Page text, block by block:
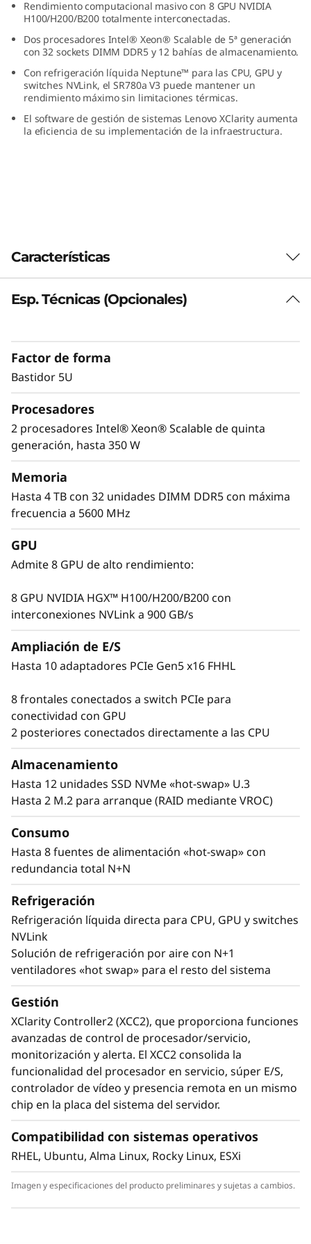
y
H
P
Rendimiento computacional masivo con 8 GPU NVIDIA
H100/H200/B200 totalmente interconectadas.
Dos procesadores Intel® Xeon® Scalable de 5ª generación
con 32 sockets DIMM DDR5 y 12 bahías de almacenamiento.
Con refrigeración líquida Neptune™ para las CPU, GPU y
switches NVLink, el SR780a V3 puede mantener un
rendimiento máximo sin limitaciones térmicas.
El software de gestión de sistemas Lenovo XClarity aumenta
la eficiencia de su implementación de la infraestructura.
Características
Ampliar los límites de la computación
de 5.ª generación, el ThinkSystem SR780a V3
ofrece el rendimiento que se precisa para
exigencia de computación. Admite gran
cantidad de memoria DDR5, unidades NVMe y
ranuras PCIe Gen5 para acelerar los
A la hora de desarrollar su propia plataforma
de IA o de ofrecer recursos de IA mediante la
precedentes en una unidad 5U densa y
compacta. Desarrollo de modelos,
entrenamiento, desarrollo de IA generativa y
grandes simulaciones de HPC son algunas de
las tareas que pueden beneficiarse del mayor
rendimiento sostenido del ThinkSystem
refrigeración líquida
Los centros de datos han de sobresalir en
restricciones en consumo. La innovación de
Lenovo es evidente en el ThinkSystem SR780a
V3, que prioriza la eficiencia energética. El uso
de refrigeración líquida Neptune™ en vez de la
refrigeración por aire tradicional le permite
aumentar el rendimiento y mantenerse dentro
de los umbrales de consumo.
La refrigeración líquida Neptune™ aumenta la
eficiencia al eliminar hasta el 95% del calor y
ThinkSystem SR780a V3.
Esp. Técnicas (Opcionales)
Factor de forma
Bastidor 5U
Procesadores
2 procesadores Intel® Xeon® Scalable de quinta
generación, hasta 350 W
Memoria
Hasta 4 TB con 32 unidades DIMM DDR5 con máxima
frecuencia a 5600 MHz
GPU
Admite 8 GPU de alto rendimiento:
8 GPU NVIDIA HGX™ H100/H200/B200 con
interconexiones NVLink a 900 GB/s
Ampliación de E/S
Hasta 10 adaptadores PCIe Gen5 x16 FHHL
8 frontales conectados a switch PCIe para
conectividad con GPU
2 posteriores conectados directamente a las CPU
Almacenamiento
Hasta 12 unidades SSD NVMe «hot-swap» U.3
Hasta 2 M.2 para arranque (RAID mediante VROC)
Consumo
Hasta 8 fuentes de alimentación «hot-swap» con
redundancia total N+N
Refrigeración
Refrigeración líquida directa para CPU, GPU y switches
NVLink
Solución de refrigeración por aire con N+1
ventiladores «hot swap» para el resto del sistema
Gestión
XClarity Controller2 (XCC2), que proporciona funciones
avanzadas de control de procesador/servicio,
monitorización y alerta. El XCC2 consolida la
funcionalidad del procesador en servicio, súper E/S,
controlador de vídeo y presencia remota en un mismo
chip en la placa del sistema del servidor.
Compatibilidad con sistemas operativos
RHEL, Ubuntu, Alma Linux, Rocky Linux, ESXi
Imagen y especificaciones del producto preliminares y sujetas a cambios.